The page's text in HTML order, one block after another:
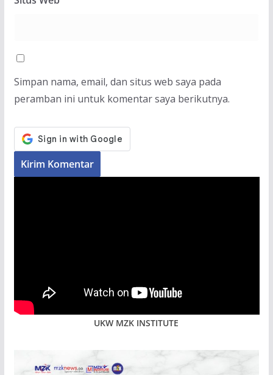
Simpan nama, email, dan situs web saya pada
peramban ini untuk komentar saya berikutnya.
UKW MZK INSTITUTE